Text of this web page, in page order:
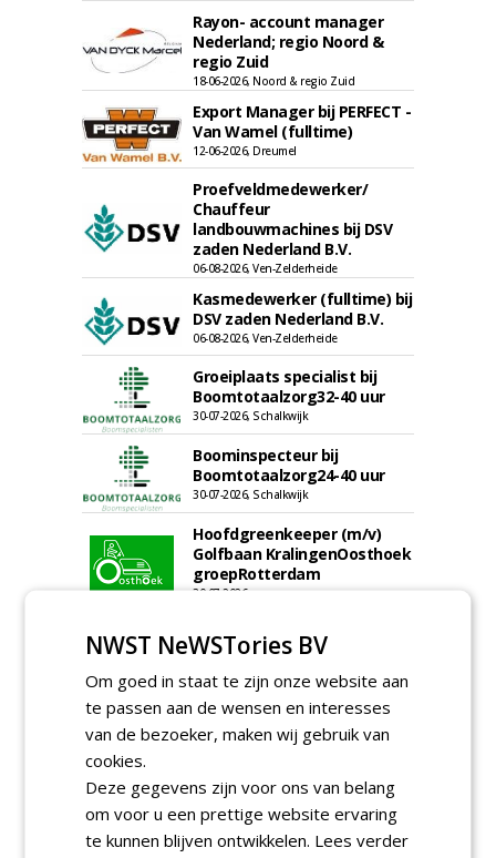
Rayon- account manager
Nederland; regio Noord &
regio Zuid
18-06-2026, Noord & regio Zuid
Export Manager bij PERFECT -
Van Wamel (fulltime)
12-06-2026, Dreumel
Proefveldmedewerker/
Chauffeur
landbouwmachines bij DSV
zaden Nederland B.V.
06-08-2026, Ven-Zelderheide
Kasmedewerker (fulltime) bij
DSV zaden Nederland B.V.
06-08-2026, Ven-Zelderheide
Groeiplaats specialist bij
Boomtotaalzorg32-40 uur
30-07-2026, Schalkwijk
Boominspecteur bij
Boomtotaalzorg24-40 uur
30-07-2026, Schalkwijk
Hoofdgreenkeeper (m/v)
Golfbaan KralingenOosthoek
groepRotterdam
30-07-2026
meer Groene Banen
GREEN OUTLET
NWST NeWSTories BV
Om goed in staat te zijn onze website aan
te passen aan de wensen en interesses
van de bezoeker, maken wij gebruik van
cookies.
Deze gegevens zijn voor ons van belang
om voor u een prettige website ervaring
te kunnen blijven ontwikkelen. Lees verder